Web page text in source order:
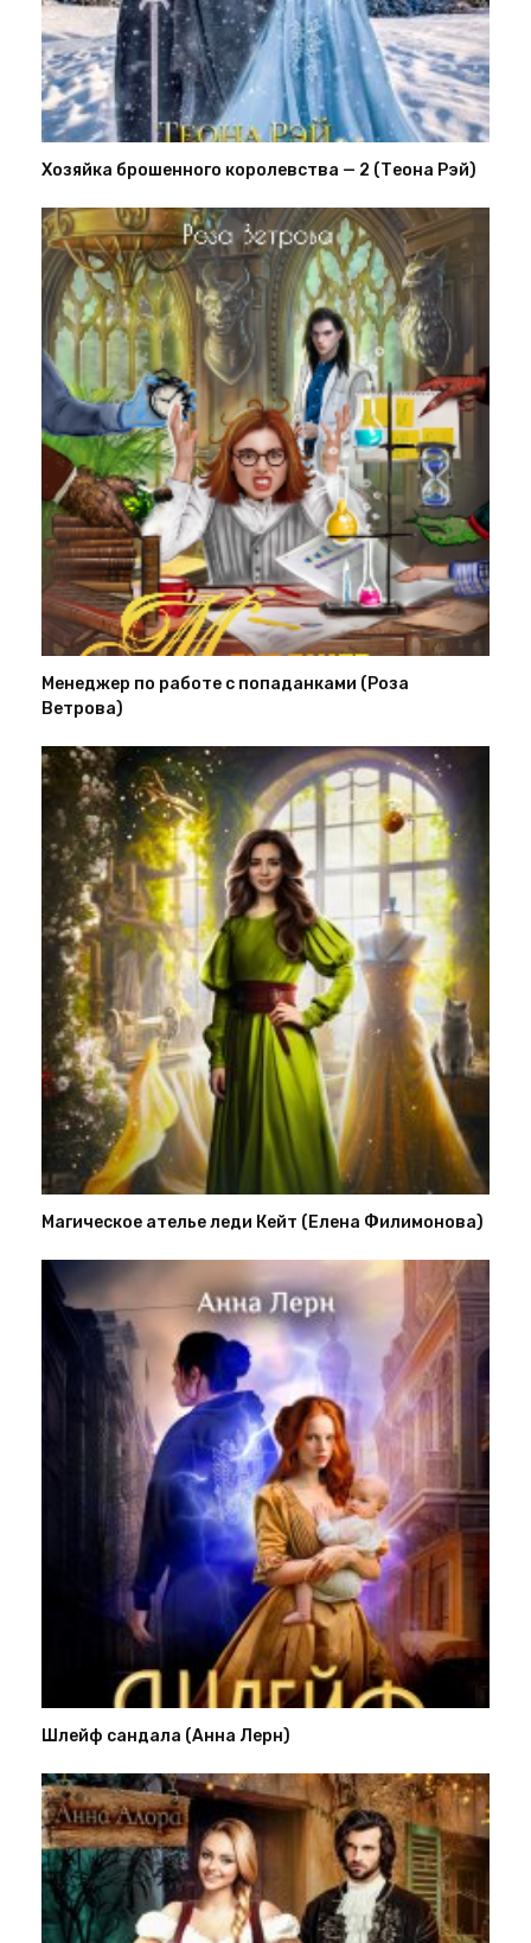
Хозяйка брошенного королевства — 2 (Теона Рэй)
Менеджер по работе с попаданками (Роза
Ветрова)
Магическое ателье леди Кейт (Елена Филимонова)
Шлейф сандала (Анна Лерн)